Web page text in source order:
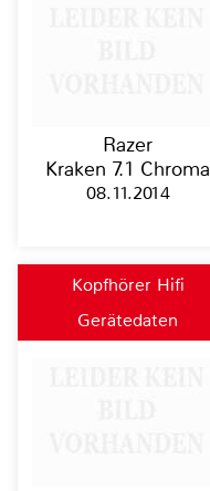
Razer
Kraken 7.1 Chroma
08.11.2014
Kopfhörer Hifi
Gerätedaten